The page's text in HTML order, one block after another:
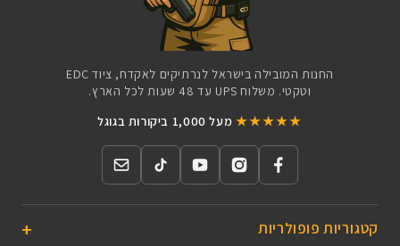
החנות המובילה בישראל לנרתיקים לאקדח, ציוד EDC
וטקטי. משלוח UPS עד 48 שעות לכל הארץ.
★★★★★ מעל 1,000 ביקורות בגוגל
קטגוריות פופולריות